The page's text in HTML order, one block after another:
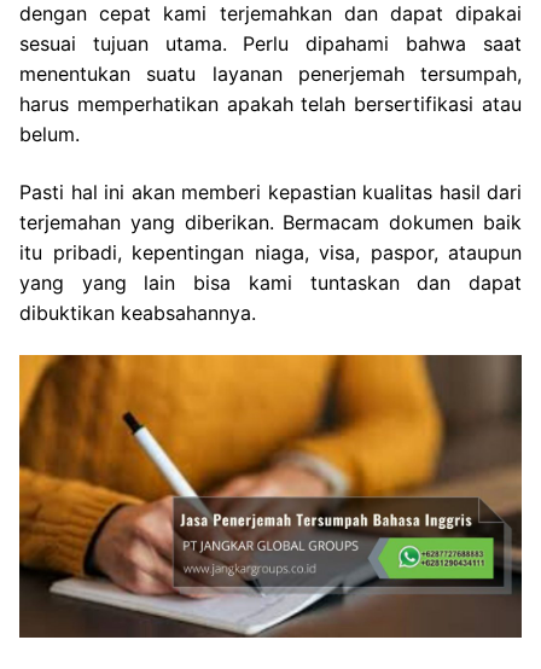
dengan cepat kami terjemahkan dan dapat dipakai
sesuai tujuan utama. Perlu dipahami bahwa saat
menentukan suatu layanan penerjemah tersumpah,
harus memperhatikan apakah telah bersertifikasi atau
belum.
Pasti hal ini akan memberi kepastian kualitas hasil dari
terjemahan yang diberikan. Bermacam dokumen baik
itu pribadi, kepentingan niaga, visa, paspor, ataupun
yang yang lain bisa kami tuntaskan dan dapat
dibuktikan keabsahannya.